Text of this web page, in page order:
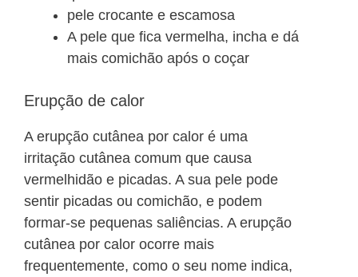
pele crocante e escamosa
A pele que fica vermelha, incha e dá
mais comichão após o coçar
Erupção de calor
A erupção cutânea por calor é uma
irritação cutânea comum que causa
vermelhidão e picadas. A sua pele pode
sentir picadas ou comichão, e podem
formar-se pequenas saliências. A erupção
cutânea por calor ocorre mais
frequentemente, como o seu nome indica,